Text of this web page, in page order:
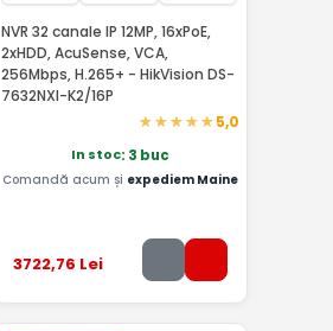
NVR 32 canale IP 12MP, 16xPoE,
2xHDD, AcuSense, VCA,
256Mbps, H.265+ - HikVision DS-
7632NXI-K2/16P
5,0
In stoc: 3 buc
Comandă acum și expediem Maine
3722,76 Lei